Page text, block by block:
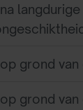
langdurige
grond
grond